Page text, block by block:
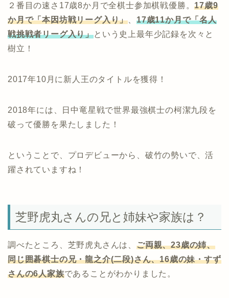
２番目の速さ17歳8か月で全棋士参加棋戦優勝。17歳9
か月で「本因坊戦リーグ入り」 、17歳11か月で「名人
戦挑戦者リーグ入り」という史上最年少記録を次々と
樹立！
2017年10月に新人王のタイトルを獲得！
2018年には、日中竜星戦で世界最強棋士の柯潔九段を
破って優勝を果たしました！
ということで、プロデビューから、破竹の勢いで、活
躍されていますね！
芝野虎丸さんの兄と姉妹や家族は？
調べたところ、芝野虎丸さんは、 ご両親、23歳の姉、
同じ囲碁棋士の兄・龍之介(二段)さん、16歳の妹・すず
さんの6人家族であることがわかりました。